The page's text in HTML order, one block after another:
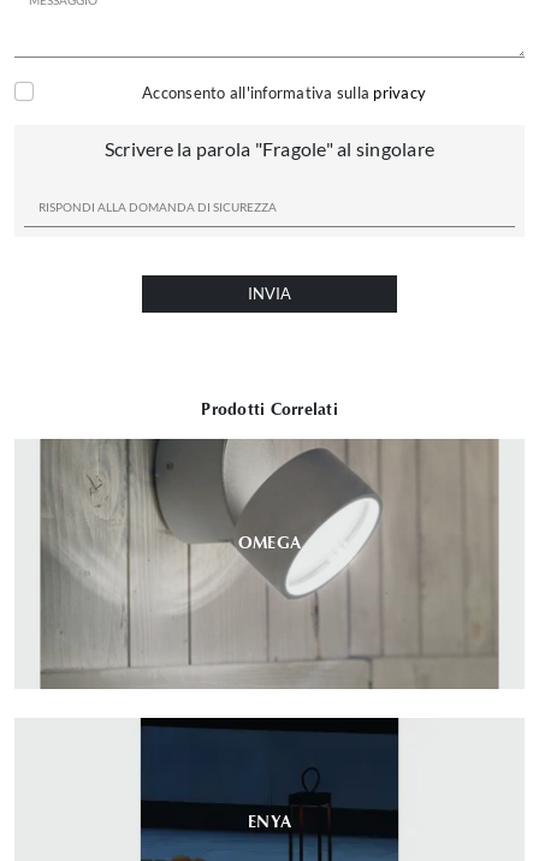
Prodotti Correlati
OMEGA
ENYA
Acconsento all'informativa sulla privacy
Scrivere la parola "Fragole" al singolare
INVIA